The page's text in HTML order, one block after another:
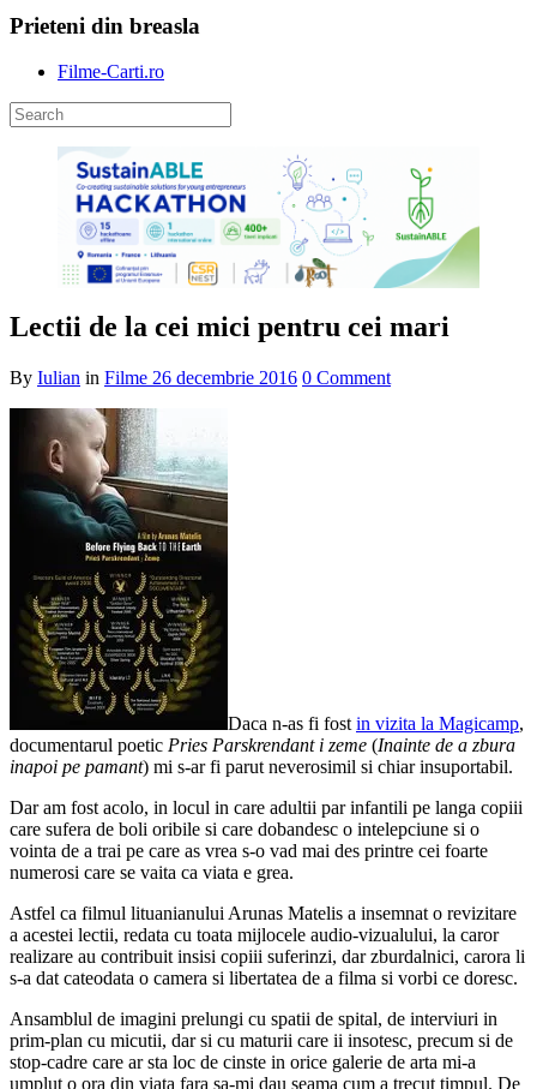
Prieteni din breasla
Filme-Carti.ro
Lectii de la cei mici pentru cei mari
By Iulian in Filme 26 decembrie 2016 0 Comment
Daca n-as fi fost in vizita la Magicamp,
documentarul poetic Pries Parskrendant i zeme (Inainte de a zbura
inapoi pe pamant) mi s-ar fi parut neverosimil si chiar insuportabil.
Dar am fost acolo, in locul in care adultii par infantili pe langa copiii
care sufera de boli oribile si care dobandesc o intelepciune si o
vointa de a trai pe care as vrea s-o vad mai des printre cei foarte
numerosi care se vaita ca viata e grea.
Astfel ca filmul lituanianului Arunas Matelis a insemnat o revizitare
a acestei lectii, redata cu toata mijlocele audio-vizualului, la caror
realizare au contribuit insisi copiii suferinzi, dar zburdalnici, carora li
s-a dat cateodata o camera si libertatea de a filma si vorbi ce doresc.
Ansamblul de imagini prelungi cu spatii de spital, de interviuri in
prim-plan cu micutii, dar si cu maturii care ii insotesc, precum si de
stop-cadre care ar sta loc de cinste in orice galerie de arta mi-a
umplut o ora din viata fara sa-mi dau seama cum a trecut timpul. De